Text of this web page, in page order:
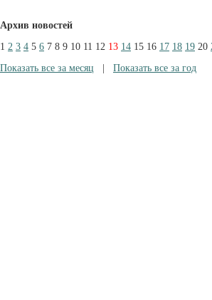
Архив новостей
1 2 3 4 5 6 7 8 9 10 11 12 13 14 15 16 17 18 19 20
Показать все за месяц
Показать все за год